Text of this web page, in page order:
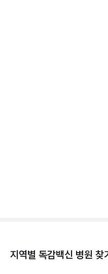
지역별 독감백신 병원 찾